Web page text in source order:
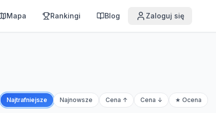
Mapa Rankingi Blog Zaloguj się
Najtrafniejsze Najnowsze Cena ↑ Cena ↓ ★ Ocena